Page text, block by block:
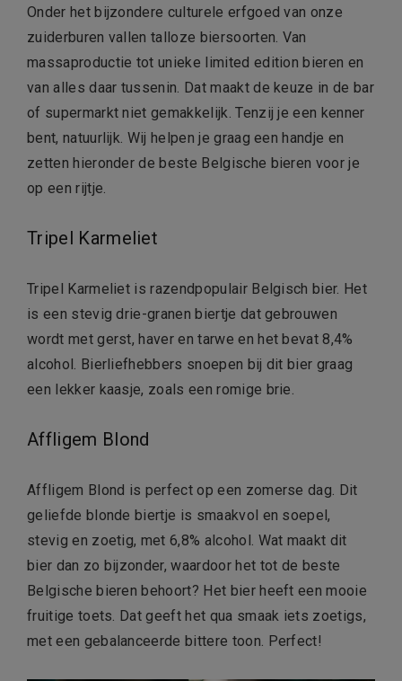
Onder het bijzondere culturele erfgoed van onze
zuiderburen vallen talloze biersoorten. Van
massaproductie tot unieke limited edition bieren en
van alles daar tussenin. Dat maakt de keuze in de bar
of supermarkt niet gemakkelijk. Tenzij je een kenner
bent, natuurlijk. Wij helpen je graag een handje en
zetten hieronder de beste Belgische bieren voor je
op een rijtje.
Tripel Karmeliet
Tripel Karmeliet is razendpopulair Belgisch bier. Het
is een stevig drie-granen biertje dat gebrouwen
wordt met gerst, haver en tarwe en het bevat 8,4%
alcohol. Bierliefhebbers snoepen bij dit bier graag
een lekker kaasje, zoals een romige brie.
Affligem Blond
Affligem Blond is perfect op een zomerse dag. Dit
geliefde blonde biertje is smaakvol en soepel,
stevig en zoetig, met 6,8% alcohol. Wat maakt dit
bier dan zo bijzonder, waardoor het tot de beste
Belgische bieren behoort? Het bier heeft een mooie
fruitige toets. Dat geeft het qua smaak iets zoetigs,
met een gebalanceerde bittere toon. Perfect!